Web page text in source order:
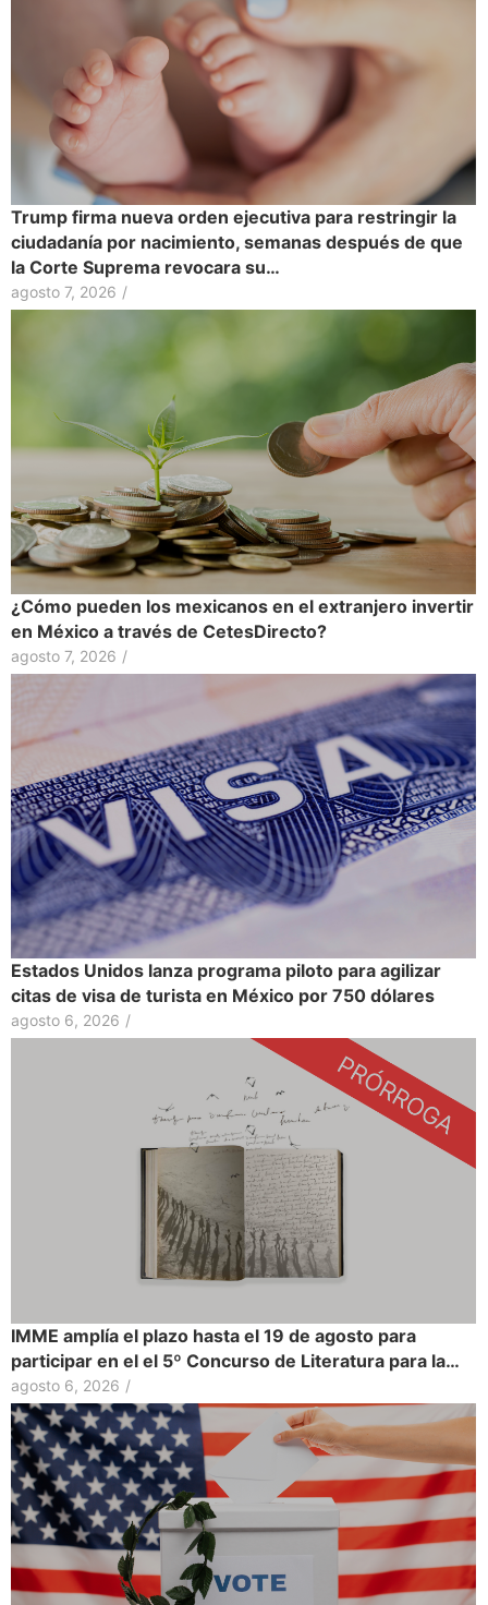
Trump firma nueva orden ejecutiva para restringir la
ciudadanía por nacimiento, semanas después de que
la Corte Suprema revocara su…
agosto 7, 2026 /
¿Cómo pueden los mexicanos en el extranjero invertir
en México a través de CetesDirecto?
agosto 7, 2026 /
Estados Unidos lanza programa piloto para agilizar
citas de visa de turista en México por 750 dólares
agosto 6, 2026 /
IMME amplía el plazo hasta el 19 de agosto para
participar en el el 5º Concurso de Literatura para la…
agosto 6, 2026 /